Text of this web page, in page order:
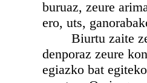
buruaz, zeure
ero, uts,
Biurtu zaite
denporaz zeure
egiazko bat